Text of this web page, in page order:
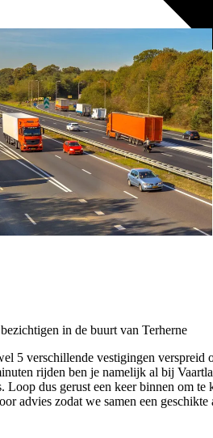
in de buurt van Terherne
5 verschillende vestigingen
rijden ben je namelijk al bij
Loop dus gerust een keer binnen om
advies zodat we samen een